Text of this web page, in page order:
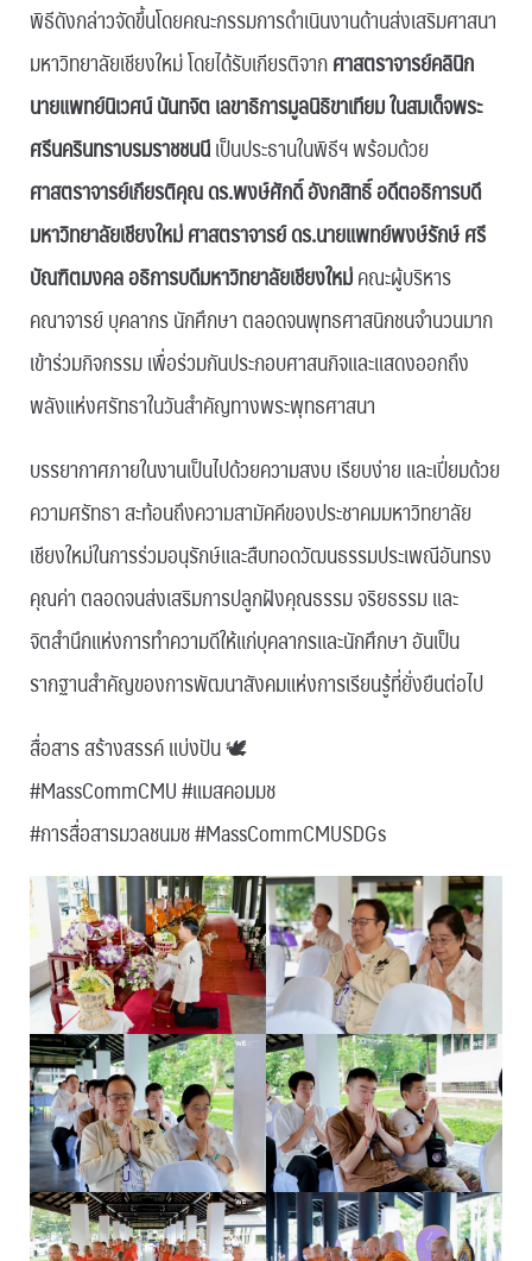
พิธีดังกล่าวจัดขึ้นโดยคณะกรรมการดำเนินงานด้านส่งเสริมศาสนา
มหาวิทยาลัยเชียงใหม่ โดยได้รับเกียรติจากศาสตราจารย์คลินิก
นายแพทย์นิเวศน์ นันทจิต เลขาธิการมูลนิธิขาเทียม ในสมเด็จพระ
ศรีนครินทราบรมราชชนนีเป็นประธานในพิธีฯ พร้อมด้วย
ศาสตราจารย์เกียรติคุณ ดร.พงษ์ศักดิ์ อังกสิทธิ์ อดีตอธิการบดี
มหาวิทยาลัยเชียงใหม่ศาสตราจารย์ ดร.นายแพทย์พงษ์รักษ์ ศรี
บัณฑิตมงคล อธิการบดีมหาวิทยาลัยเชียงใหม่คณะผู้บริหาร
คณาจารย์ บุคลากร นักศึกษา ตลอดจนพุทธศาสนิกชนจำนวนมาก
เข้าร่วมกิจกรรม เพื่อร่วมกันประกอบศาสนกิจและแสดงออกถึง
พลังแห่งศรัทธาในวันสำคัญทางพระพุทธศาสนา
บรรยากาศภายในงานเป็นไปด้วยความสงบ เรียบง่าย และเปี่ยมด้วย
ความศรัทธา สะท้อนถึงความสามัคคีของประชาคมมหาวิทยาลัย
เชียงใหม่ในการร่วมอนุรักษ์และสืบทอดวัฒนธรรมประเพณีอันทรง
คุณค่า ตลอดจนส่งเสริมการปลูกฝังคุณธรรม จริยธรรม และ
จิตสำนึกแห่งการทำความดีให้แก่บุคลากรและนักศึกษา อันเป็น
รากฐานสำคัญของการพัฒนาสังคมแห่งการเรียนรู้ที่ยั่งยืนต่อไป
สื่อสาร สร้างสรรค์ แบ่งปัน 🕊
#MassCommCMU #แมสคอมมช
#การสื่อสารมวลชนมช #MassCommCMUSDGs